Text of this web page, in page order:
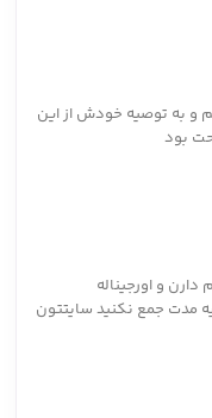
و به توصیه خودش از این
بود
و اورجیناله
مدت جمع نکنید سایتتون